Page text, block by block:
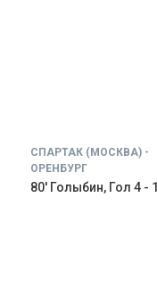
СПАРТАК (МОСКВА) -
ОРЕНБУРГ
80' Голыбин, Гол 4 - 1